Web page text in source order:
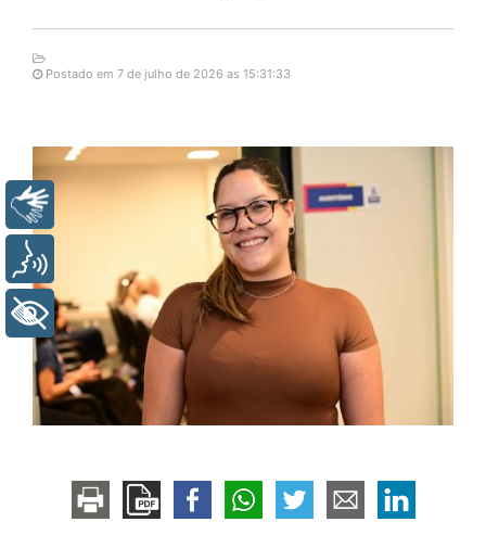
Postado em 7 de julho de 2026 as 15:31:33
+ Acessibilidade